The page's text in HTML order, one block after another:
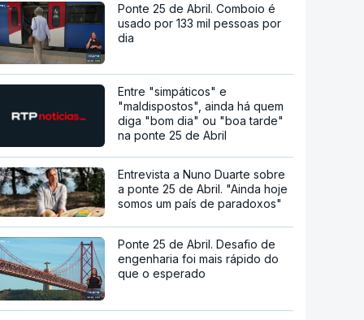
Ponte 25 de Abril. Comboio é
usado por 133 mil pessoas por
dia
Entre "simpáticos" e
"maldispostos", ainda há quem
diga "bom dia" ou "boa tarde"
na ponte 25 de Abril
Entrevista a Nuno Duarte sobre
a ponte 25 de Abril. "Ainda hoje
somos um país de paradoxos"
Ponte 25 de Abril. Desafio de
engenharia foi mais rápido do
que o esperado